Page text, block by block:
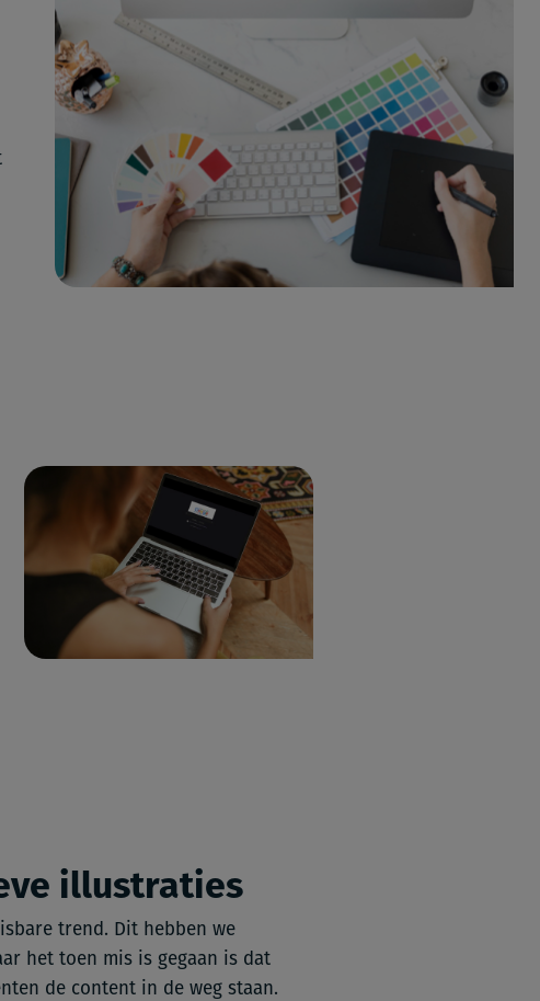
illustraties
trend. Dit hebben we
het toen mis is gegaan is dat
de content in de weg staan.